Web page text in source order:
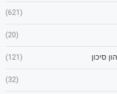
(621)
(20)
סיכון (121)
(32)